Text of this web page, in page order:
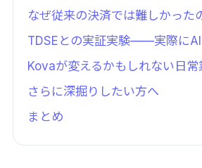
なぜ従来の決済では難しかった
TDSEとの実証実験——実際に
Kovaが変えるかもしれない日常
さらに深掘りしたい方へ
まとめ